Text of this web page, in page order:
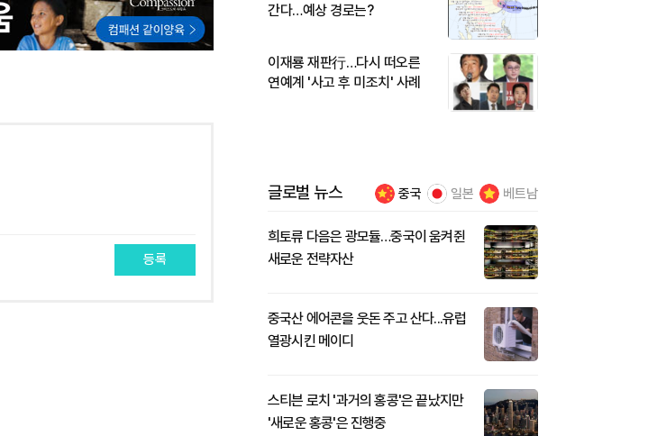
등록
간다…예상 경로는?
이재룡 재판行…다시 떠오른
연예계 '사고 후 미조치' 사례
글로벌 뉴스 중국 일본 베트남
희토류 다음은 광모듈…중국이 움켜쥔
새로운 전략자산
중국산 에어콘을 웃돈 주고 산다...유럽
열광시킨 메이디
스티븐 로치 '과거의 홍콩'은 끝났지만
'새로운 홍콩'은 진행중